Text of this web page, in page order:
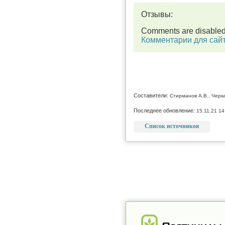
Отзывы:
Comments are disabled
Комментарии для
Составители: Стирманов А.В.,
Последнее обновление: 15.11.21
Список источников